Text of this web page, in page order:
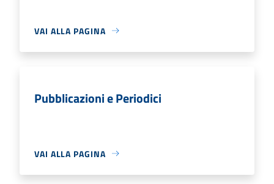
VAI ALLA PAGINA
Pubblicazioni e Periodici
VAI ALLA PAGINA